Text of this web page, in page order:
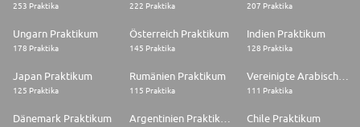
253 Praktika 222 Praktika 207 Praktika
Ungarn Praktikum
178 Praktika
Österreich Praktikum
145 Praktika
Indien Praktikum
128 Praktika
Japan Praktikum
125 Praktika
Rumänien Praktikum
115 Praktika
Vereinigte Arabische Emirate Praktikum
111 Praktika
Dänemark Praktikum Chile Praktikum